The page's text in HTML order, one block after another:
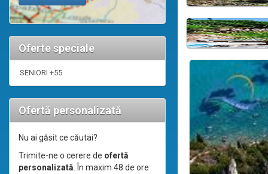
Oferte speciale
SENIORI +55
Ofertă personalizată
Nu ai găsit ce căutai?
Trimite-ne o cerere de ofertă
personalizată. În maxim 48 de ore